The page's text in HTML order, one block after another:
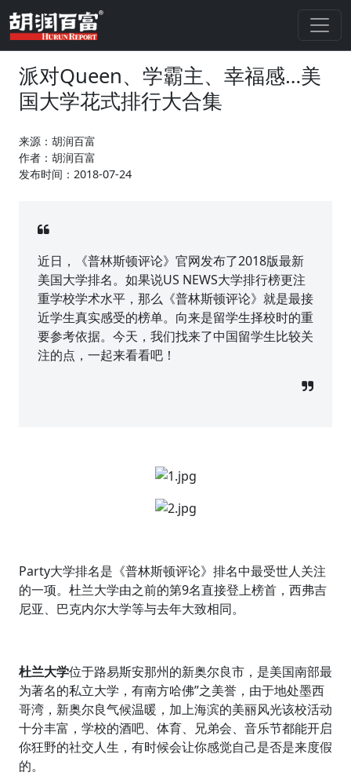
派对Queen、学霸主、幸福感…美
国大学花式排行大合集
来源：胡润百富
作者：胡润百富
发布时间：2018-07-24
近日，《普林斯顿评论》官网发布了2018版最新
美国大学排名。如果说US NEWS大学排行榜更注
重学校学术水平，那么《普林斯顿评论》就是最接
近学生真实感受的榜单。向来是留学生择校时的重
要参考依据。今天，我们找来了中国留学生比较关
注的点，一起来看看吧！
Party大学排名是《普林斯顿评论》排名中最受世人关注
的一项。杜兰大学由之前的第9名直接登上榜首，西弗吉
尼亚、巴克内尔大学等与去年大致相同。
杜兰大学位于路易斯安那州的新奥尔良市，是美国南部最
为著名的私立大学，有南方哈佛”之美誉，由于地处墨西
哥湾，新奥尔良气候温暖，加上海滨的美丽风光该校活动
十分丰富，学校的酒吧、体育、兄弟会、音乐节都能开启
你狂野的社交人生，有时候会让你感觉自己是否是来度假
的。